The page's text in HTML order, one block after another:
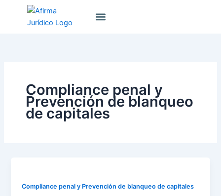
Compliance penal y
Prevención de blanqueo
de capitales
Compliance penal y Prevención de blanqueo de capitales